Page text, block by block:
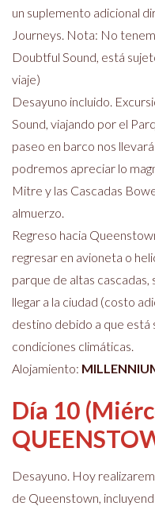
un suplemento adicional
Journeys. Nota: No
Doubtful Sound, está
viaje)
Desayuno incluido.
Sound, viajando por el
paseo en barco nos
podremos apreciar lo
Mitre y las Cascadas
almuerzo.
Regreso hacia
regresar en avioneta o
parque de altas cascadas,
llegar a la ciudad (costo
destino debido a que está
condiciones climáticas.
Alojamiento:
Día 10
Desayuno. Hoy
de Queenstown,